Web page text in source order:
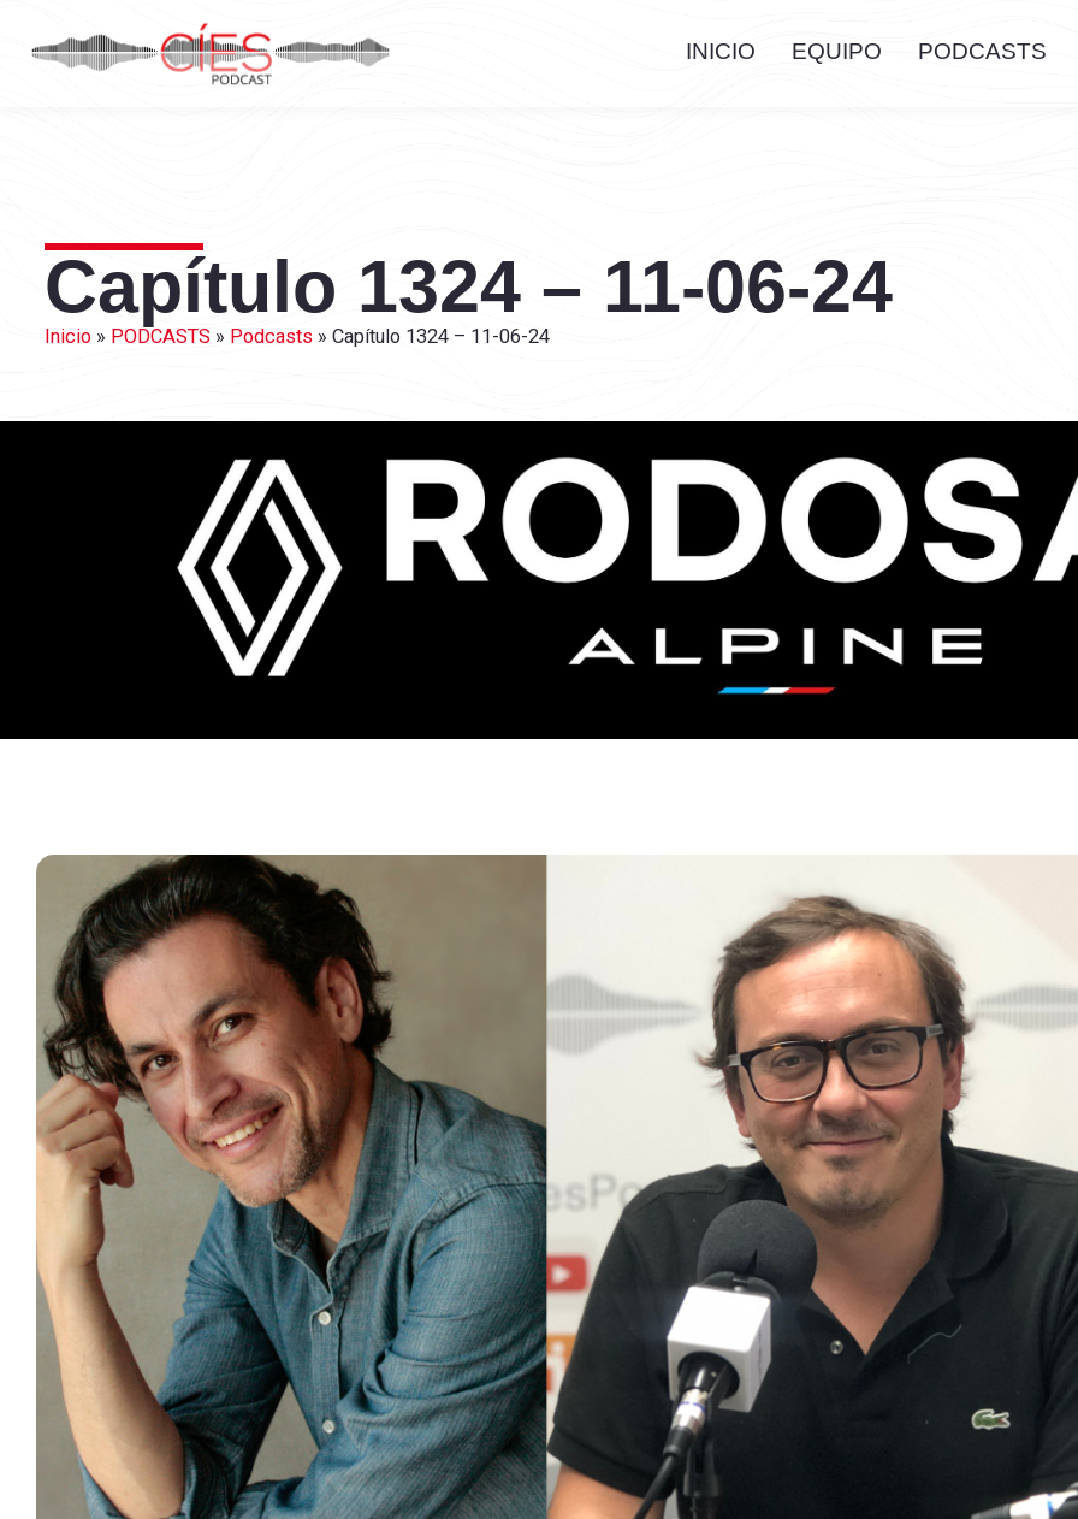
INICIO EQUIPO PODCASTS
Capítulo 1324 – 11-06-24
Inicio » PODCASTS » Podcasts » Capítulo 1324 – 11-06-24